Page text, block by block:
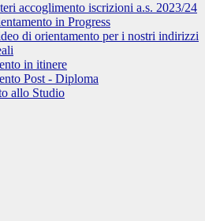
accoglimento iscrizioni a.s. 2023/24
in Progress
di orientamento per i nostri indirizzi
in itinere
Post - Diploma
allo Studio